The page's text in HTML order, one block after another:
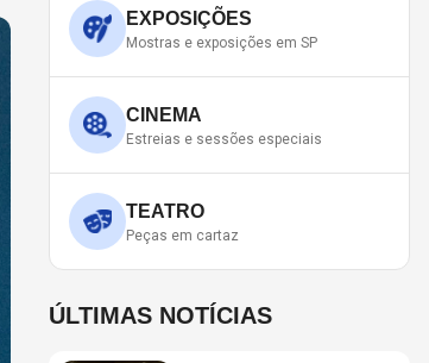
EXPOSIÇÕES
Mostras e exposições em SP
CINEMA
Estreias e sessões especiais
TEATRO
Peças em cartaz
ÚLTIMAS NOTÍCIAS